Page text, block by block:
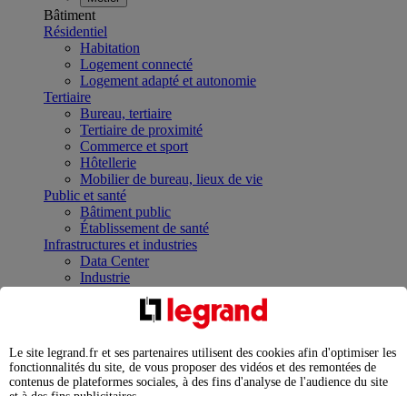
Bâtiment
Résidentiel
Habitation
Logement connecté
Logement adapté et autonomie
Tertiaire
Bureau, tertiaire
Tertiaire de proximité
Commerce et sport
Hôtellerie
Mobilier de bureau, lieux de vie
Public et santé
Bâtiment public
Établissement de santé
Infrastructures et industries
Data Center
Industrie
Infrastructures
Contrôler et planifier le fonctionnement des appareils
Répartir et optimiser son tableau électrique
Legrand Data Center Solutions : concentrer les
expertises au service de vos performances
Le site legrand.fr et ses partenaires utilisent des cookies afin d'optimiser les
fonctionnalités du site, de vous proposer des vidéos et des remontées de
contenus de plateformes sociales, à des fins d'analyse de l'audience du site